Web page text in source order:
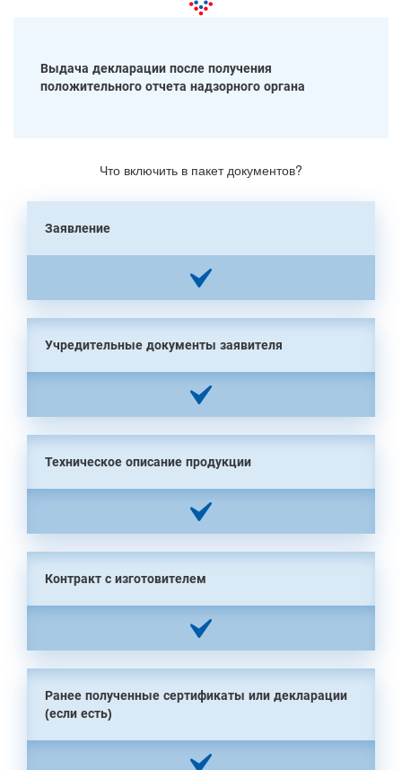
Выдача декларации после получения
положительного отчета надзорного органа
Что включить в пакет документов?
Заявление
Учредительные документы заявителя
Техническое описание продукции
Контракт с изготовителем
Ранее полученные сертификаты или декларации
(если есть)